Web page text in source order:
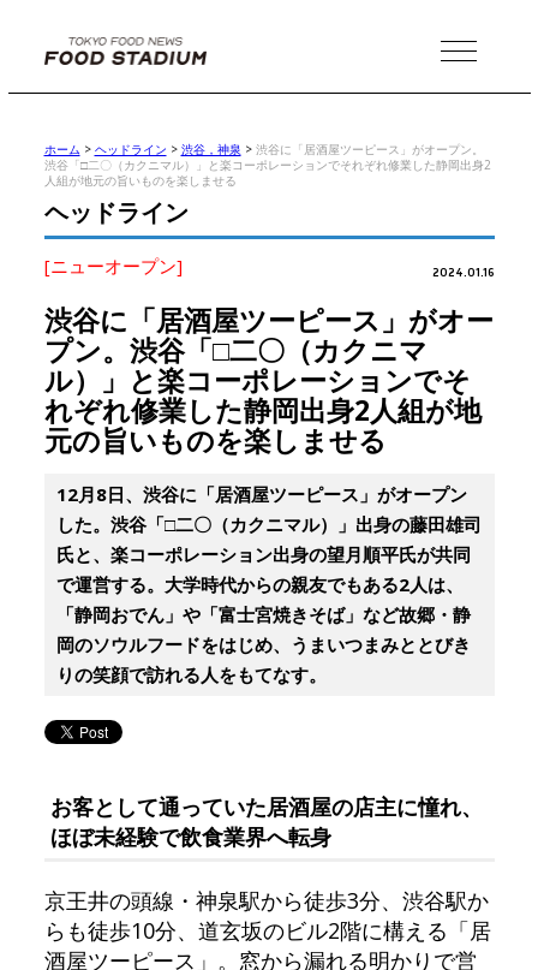
MENU
ホーム > ヘッドライン > 渋谷，神泉 > 渋谷に「居酒屋ツーピース」がオープン。
渋谷「□二〇（カクニマル）」と楽コーポレーションでそれぞれ修業した静岡出身2
人組が地元の旨いものを楽しませる
ヘッドライン
[ニューオープン] 2024.01.16
渋谷に「居酒屋ツーピース」がオー
プン。渋谷「□二〇（カクニマ
ル）」と楽コーポレーションでそ
れぞれ修業した静岡出身2人組が地
元の旨いものを楽しませる
12月8日、渋谷に「居酒屋ツーピース」がオープン
した。渋谷「□二〇（カクニマル）」出身の藤田雄司
氏と、楽コーポレーション出身の望月順平氏が共同
で運営する。大学時代からの親友でもある2人は、
「静岡おでん」や「富士宮焼きそば」など故郷・静
岡のソウルフードをはじめ、うまいつまみととびき
りの笑顔で訪れる人をもてなす。
お客として通っていた居酒屋の店主に憧れ、
ほぼ未経験で飲食業界へ転身
京王井の頭線・神泉駅から徒歩3分、渋谷駅か
らも徒歩10分、道玄坂のビル2階に構える「居
酒屋ツーピース」。窓から漏れる明かりで営